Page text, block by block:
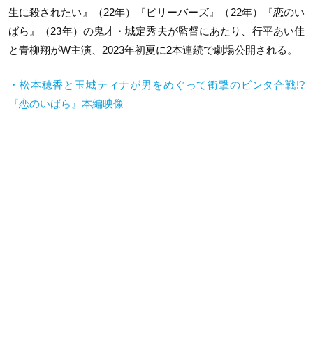
生に殺されたい』（22年）『ビリーバーズ』（22年）『恋のい
ばら』（23年）の鬼才・城定秀夫が監督にあたり、行平あい佳
と青柳翔がW主演、2023年初夏に2本連続で劇場公開される。
・松本穂香と玉城ティナが男をめぐって衝撃のビンタ合戦!?
『恋のいばら』本編映像